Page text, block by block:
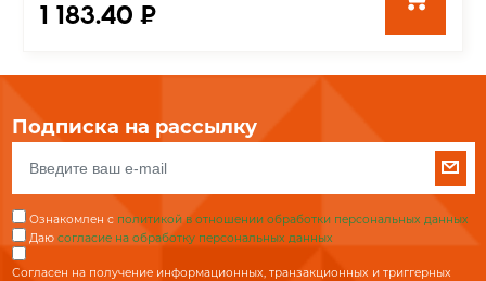
1 183.40 ₽
Подписка на рассылку
Ознакомлен с политикой в отношении обработки персональных данных
Даю согласие на обработку персональных данных
Согласен на получение информационных, транзакционных и триггерных